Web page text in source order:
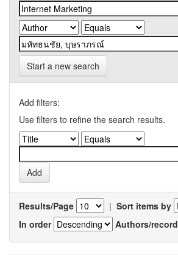
Start a new search
Add filters:
Use filters to refine the search results.
Results/Page | Sort items by
In order
Authors/record